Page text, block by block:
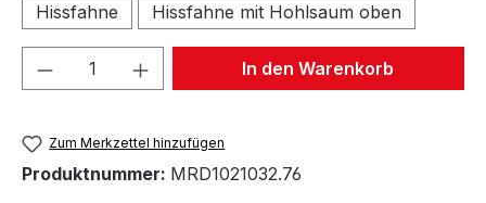
Hissfahne
Hissfahne mit Hohlsaum oben
Produkt Anzahl: Gib denIn den Warenkorb
Zum Merkzettel hinzufügen
Produktnummer: MRD1021032.76